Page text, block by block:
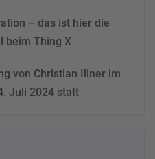
– das ist hier die
beim Thing X
von Christian Illner im
Juli 2024 statt